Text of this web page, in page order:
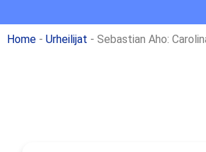
Home - Urheilijat - Sebastian Aho: